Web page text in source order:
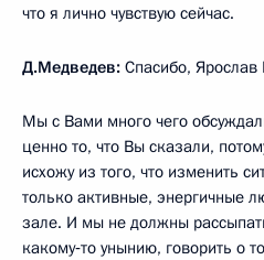
что я лично чувствую сейчас.
Д.Медведев: Спасибо, Ярослав
Мы с Вами много чего
ценно то, что Вы сказали,
исхожу из того, что изменить
только активные, энергичные
зале. И мы не должны
какому‑то унынию, говорить о